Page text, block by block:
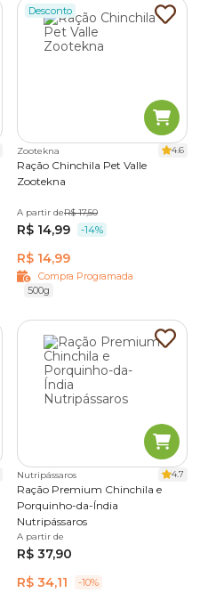
Desconto
Zootekna 4.6
Ração Chinchila Pet Valle
Zootekna
A partir deR$ 17,50
R$ 14,99 -14%
R$ 14,99
Compra Programada
500g
Nutripássaros 4.7
Ração Premium Chinchila e
Porquinho-da-Índia
Nutripássaros
A partir de
R$ 37,90
R$ 34,11
-10%